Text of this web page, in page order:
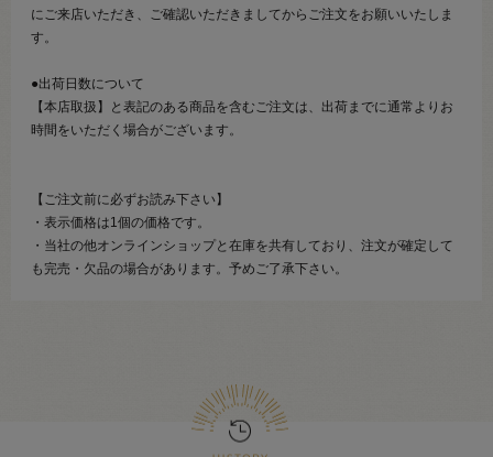
にご来店いただき、ご確認いただきましてからご注文をお願いいたしま
す。
●出荷日数について
【本店取扱】と表記のある商品を含むご注文は、出荷までに通常よりお
時間をいただく場合がございます。
【ご注文前に必ずお読み下さい】
・表示価格は1個の価格です。
・当社の他オンラインショップと在庫を共有しており、注文が確定して
も完売・欠品の場合があります。予めご了承下さい。